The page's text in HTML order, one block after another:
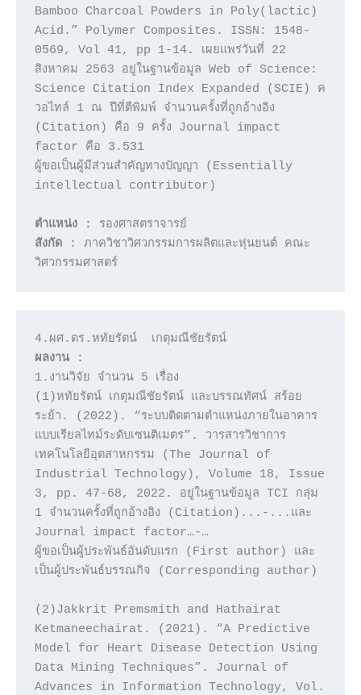
Bamboo Charcoal Powders in Poly(lactic)
Acid.” Polymer Composites. ISSN: 1548-
0569, Vol 41, pp 1-14. เผยแพร่วันที่ 22
สิงหาคม 2563 อยู่ในฐานข้อมูล Web of Science:
Science Citation Index Expanded (SCIE) ค
วอไทล์ 1 ณ ปีที่ตีพิมพ์ จำนวนครั้งที่ถูกอ้างอิง
(Citation) คือ 9 ครั้ง Journal impact
factor คือ 3.531
ผู้ขอเป็นผู้มีส่วนสำคัญทางปัญญา (Essentially
intellectual contributor)
ตำแหน่ง :
สังกัด
: ภาควิชาวิศวกรรมการผลิตและหุ่นยนต์ คณะ
ผลงาน :
1.งานวิจัย จำนวน 5 เรื่อง
(1)หทัยรัตน์ เกตุมณีชัยรัตน์ และบรรณทัศน์ สร้อย
ระย้า. (2022). “ระบบติดตามตำแหน่งภายในอาคาร
แบบเรียลไทม์ระดับเซนติเมตร”. วารสารวิชาการ
เทคโนโลยีอุตสาหกรรม (The Journal of
Industrial Technology), Volume 18, Issue
3, pp. 47-68, 2022. อยู่ในฐานข้อมูล TCI กลุ่ม
1 จำนวนครั้งที่ถูกอ้างอิง (Citation)...-...และ
Journal impact factor…-…
ผู้ขอเป็นผู้ประพันธ์อันดับแรก (First author) และ
เป็นผู้ประพันธ์บรรณกิจ (Corresponding author)
(2)Jakkrit Premsmith and Hathairat
Ketmaneechairat. (2021). “A Predictive
Model for Heart Disease Detection Using
Data Mining Techniques”. Journal of
Advances in Information Technology, Vol.